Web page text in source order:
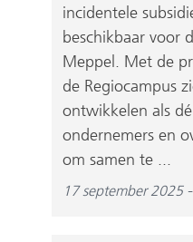
incidentele
beschikbaar voor
Meppel. Met de
de Regiocampus
ontwikkelen als
ondernemers en
om samen te ...
17 september 2025